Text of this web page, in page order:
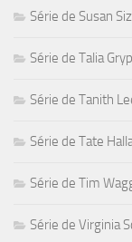
Série de Susan
Série de Talia
Série de Tanith
Série de Tate
Série de Tim
Série de Virginia